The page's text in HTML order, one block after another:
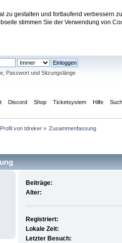
zu gestalten und fortlaufend verbessern
stimmen Sie der Verwendung von
Forum
Passwort und Sitzungslänge
Discord Shop Ticketsystem Hilfe
Profil von tdreker» Zusammenfassung
Beiträge:
Alter:
Registriert:
Lokale Zeit:
Letzter Besuch: